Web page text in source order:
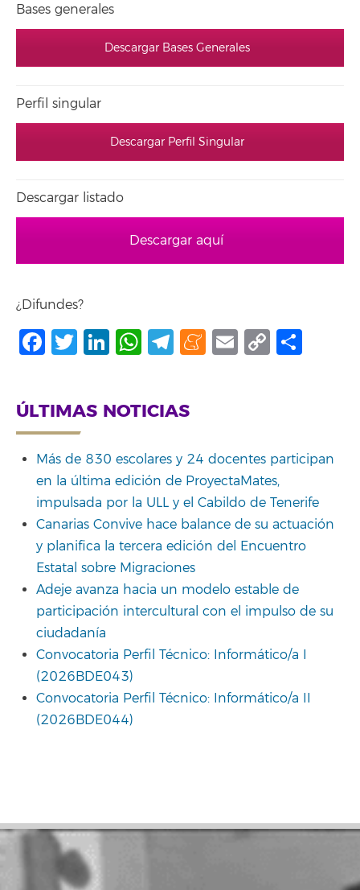
Bases generales
Descargar Bases Generales
Perfil singular
Descargar Perfil Singular
Descargar listado
Descargar aquí
¿Difundes?
Facebook
Twitter
LinkedIn
WhatsApp
Telegram
Meneame
Email
Copy
ÚLTIMAS NOTICIAS
Más de 830 escolares y 24 docentes participan
en la última edición de ProyectaMates,
impulsada por la ULL y el Cabildo de Tenerife
Canarias Convive hace balance de su actuación
y planifica la tercera edición del Encuentro
Estatal sobre Migraciones
Adeje avanza hacia un modelo estable de
participación intercultural con el impulso de su
ciudadanía
Convocatoria Perfil Técnico: Informático/a I
(2026BDE043)
Convocatoria Perfil Técnico: Informático/a II
(2026BDE044)